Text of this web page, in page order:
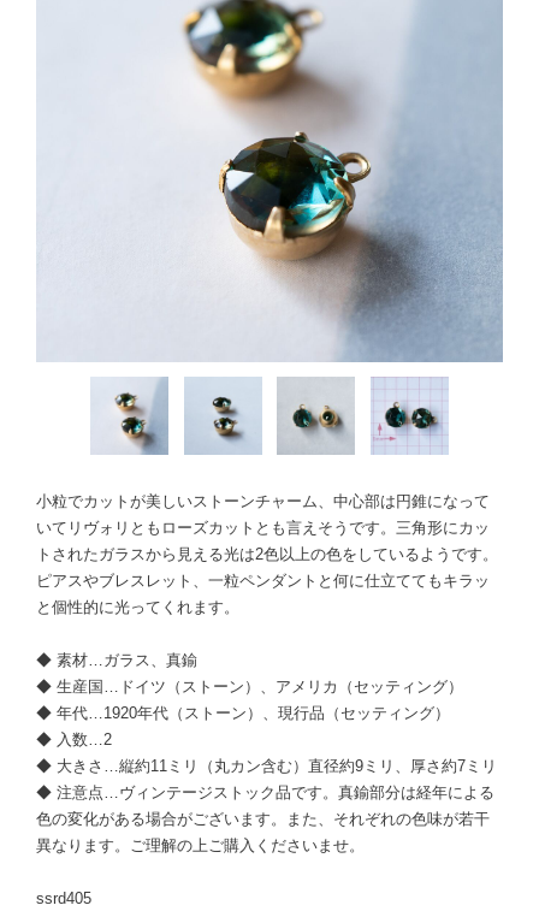
小粒でカットが美しいストーンチャーム、中心部は円錐になって
いてリヴォリともローズカットとも言えそうです。三角形にカッ
トされたガラスから見える光は2色以上の色をしているようです。
ピアスやブレスレット、一粒ペンダントと何に仕立ててもキラッ
と個性的に光ってくれます。
◆ 素材…ガラス、真鍮
◆ 生産国…ドイツ（ストーン）、アメリカ（セッティング）
◆ 年代…1920年代（ストーン）、現行品（セッティング）
◆ 入数…2
◆ 大きさ…縦約11ミリ（丸カン含む）直径約9ミリ、厚さ約7ミリ
◆ 注意点…ヴィンテージストック品です。真鍮部分は経年による
色の変化がある場合がございます。また、それぞれの色味が若干
異なります。ご理解の上ご購入くださいませ。
ssrd405